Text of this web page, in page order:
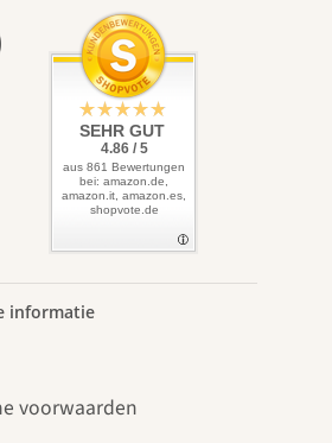
SEHR GUT
4.86 / 5
aus 861 Bewertungen
bei: amazon.de,
amazon.it, amazon.es,
shopvote.de
informatie
voorwaarden